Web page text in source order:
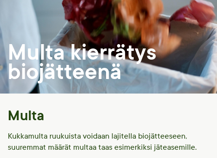
Multa kierrätys
biojätteenä
Multa
Kukkamulta ruukuista voidaan lajitella biojätteeseen,
suuremmat määrät multaa taas esimerkiksi jäteasemille.